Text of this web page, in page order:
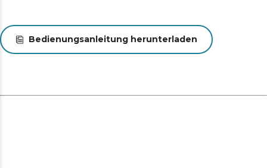
Bedienungsanleitung herunterladen